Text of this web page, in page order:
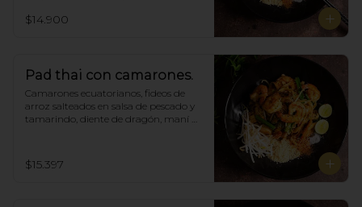
$14.900
Pad thai con camarones.
Camarones ecuatorianos, fideos de
arroz salteados en salsa de pescado y
tamarindo, diente de dragón, maní
$15.397